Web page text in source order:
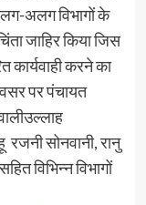
अलग विभागों के
जाहिर किया जिस
कार्यवाही करने का
पर पंचायत
रजनी सोनवानी, रानु
विभिन्न विभागों